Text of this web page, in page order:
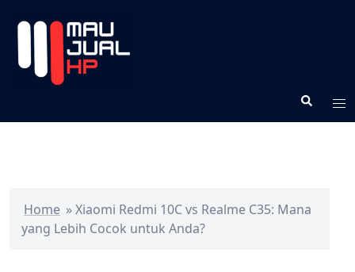
Home »Xiaomi Redmi 10C vs Realme C35: Mana
yang Lebih Cocok untuk Anda?